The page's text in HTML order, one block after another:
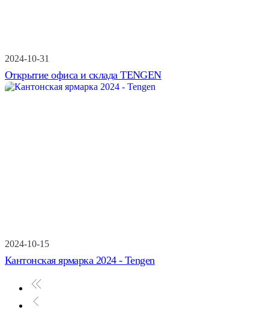
2024-10-31
Открытие офиса и склада TENGEN
2024-10-15
Кантонская ярмарка 2024 - Tengen